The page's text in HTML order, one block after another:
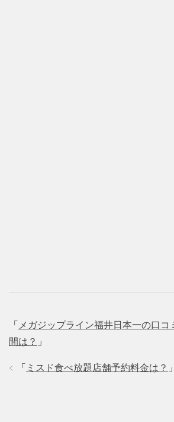
「 メガジップライン福井日本一の口コ
間は？ 」
「 ミスド食べ放題店舗予約料金は？ 」